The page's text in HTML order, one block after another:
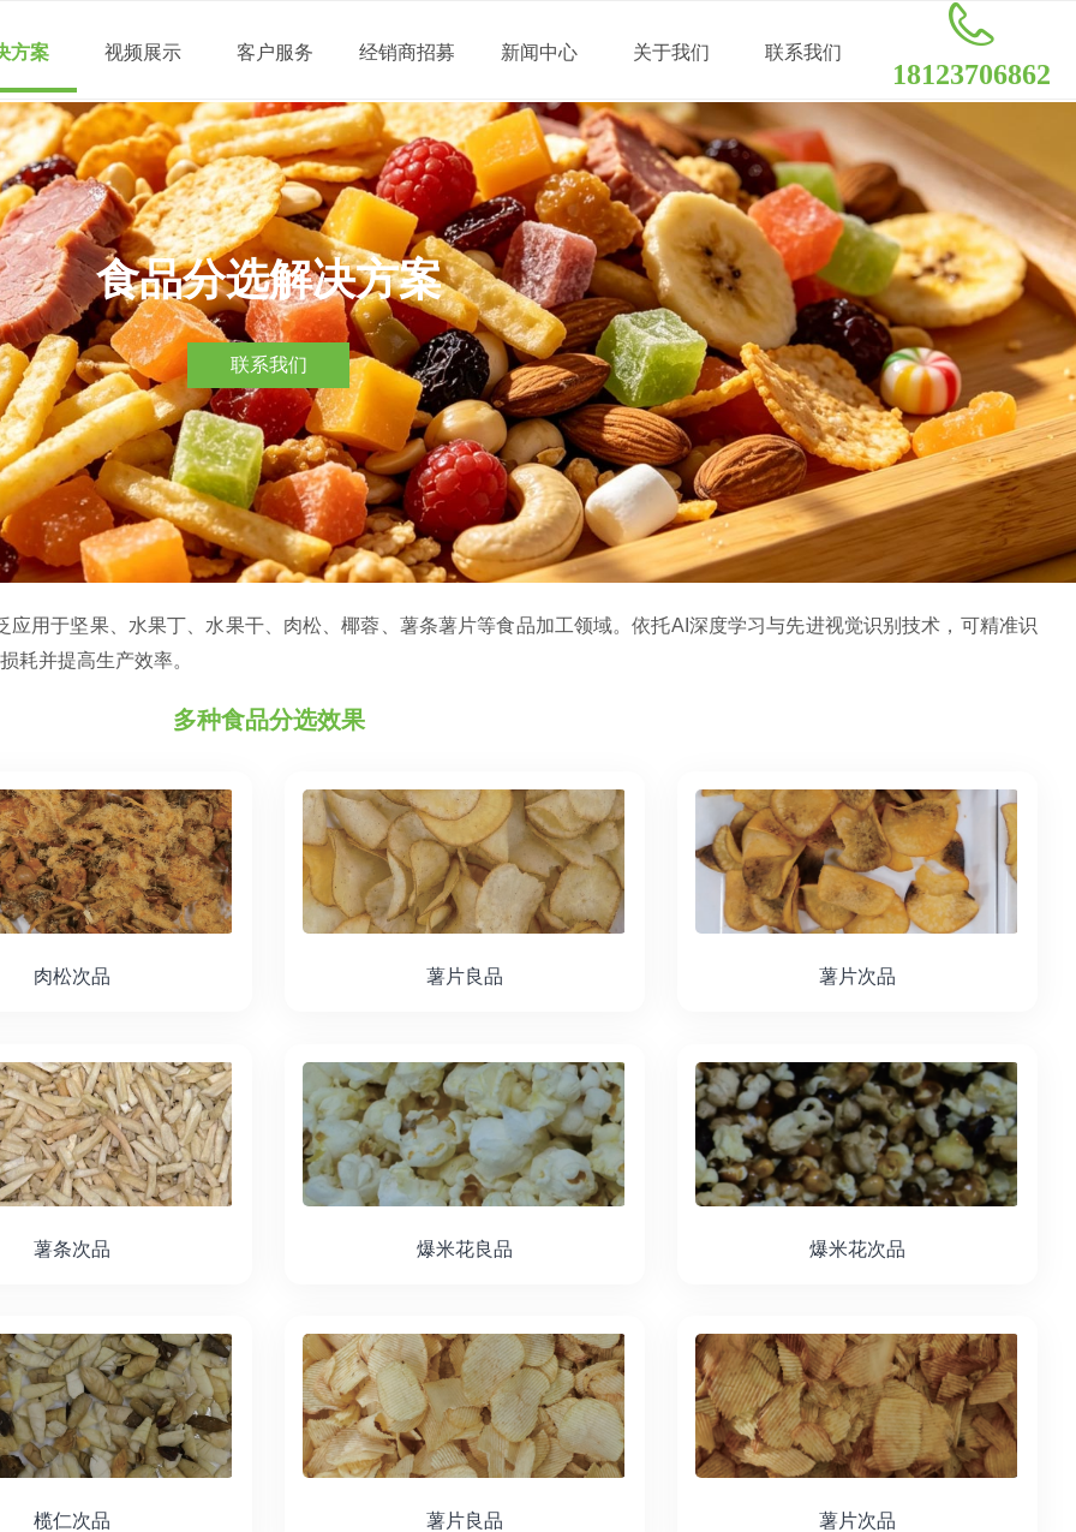
18123706862
方案 视频展示 客户服务 经销商招募 新闻中心 关于我们 联系我们
用于坚果、水果丁、水果干、肉松、椰蓉、薯条薯片等食品加工领域。依托AI深度学习与先进视觉识别技术，可精准识
耗并提高生产效率。
食品分选解决方案
联系我们
肉松次品 薯片良品 薯片次品
薯条次品 爆米花良品 爆米花次品
榄仁次品 薯片良品 薯片次品
多种食品分选效果